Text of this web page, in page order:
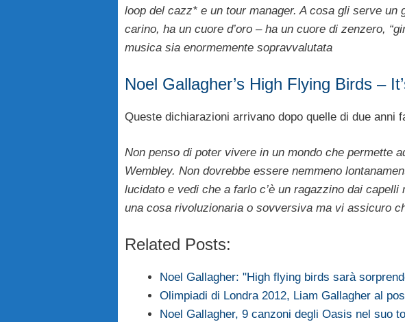
loop del cazz* e un tour manager. A cosa gli serve un
carino, ha un cuore d’oro – ha un cuore di zenzero,
musica sia enormemente sopravvalutata
Noel Gallagher’s High Flying Birds –
Queste dichiarazioni arrivano dopo quelle di due anni
Non penso di poter vivere in un mondo che permette
Wembley. Non dovrebbe essere nemmeno
lucidato e vedi che a farlo c’è un ragazzino dai
una cosa rivoluzionaria o sovversiva ma vi assicuro
Related Posts:
Noel Gallagher: "High flying birds sarà
Olimpiadi di Londra 2012, Liam Gallagher al
Noel Gallagher, 9 canzoni degli Oasis nel suo